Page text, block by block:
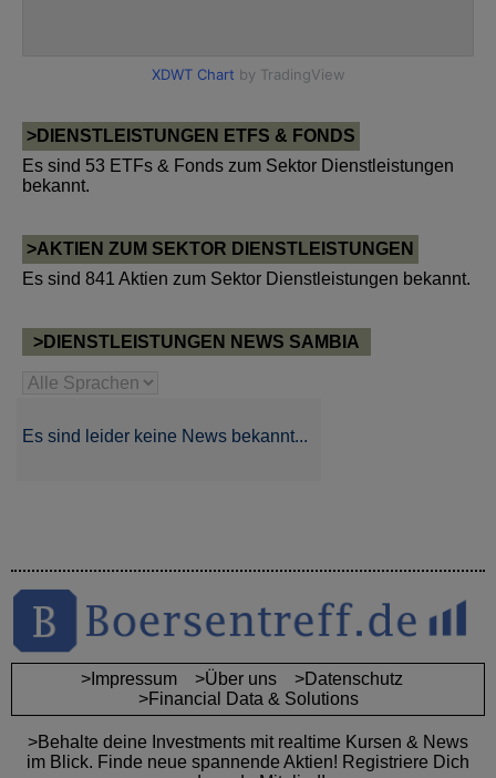
>DIENSTLEISTUNGEN ETFS & FONDS
Es sind 53 ETFs & Fonds zum Sektor Dienstleistungen
bekannt.
>AKTIEN ZUM SEKTOR DIENSTLEISTUNGEN
Es sind 841 Aktien zum Sektor Dienstleistungen bekannt.
>DIENSTLEISTUNGEN NEWS SAMBIA
Es sind leider keine News bekannt...
>Impressum >Über uns
>Datenschutz
>Financial Data & Solutions
>Behalte deine Investments mit realtime Kursen & News
im Blick. Finde neue spannende Aktien! Registriere Dich